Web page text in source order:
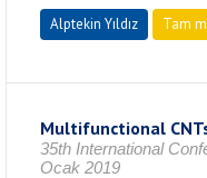
Alptekin Yıldız Tam
Multifunctional
35th International
Ocak 2019